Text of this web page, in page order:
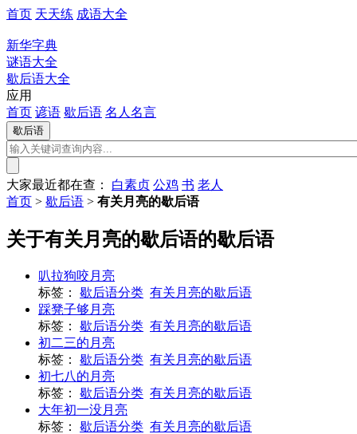
首页 天天练 成语大全
新华字典
谜语大全
歇后语大全
应用
首页 谚语 歇后语 名人名言
大家最近都在查： 白素贞 公鸡 书 老人
首页 > 歇后语 > 有关月亮的歇后语
关于有关月亮的歇后语的歇后语
叭拉狗咬月亮
标签：
歇后语分类 有关月亮的歇后语
踩凳子够月亮
标签：
歇后语分类 有关月亮的歇后语
初二三的月亮
标签：
歇后语分类 有关月亮的歇后语
初七八的月亮
标签：
歇后语分类 有关月亮的歇后语
大年初一没月亮
标签：
歇后语分类 有关月亮的歇后语